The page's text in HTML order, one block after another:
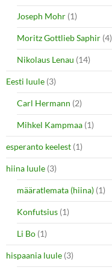
Joseph Mohr (1)
Moritz Gottlieb Saphir (4)
Nikolaus Lenau (14)
Eesti luule (3)
Carl Hermann (2)
Mihkel Kampmaa (1)
esperanto keelest (1)
hiina luule (3)
määratlemata (hiina) (1)
Konfutsius (1)
Li Bo (1)
hispaania luule (3)